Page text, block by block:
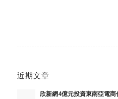
近期文章
欣新網4億元投資東南亞電商